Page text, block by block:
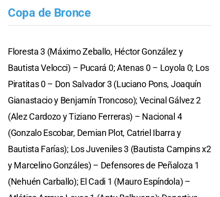
Copa de Bronce
Floresta 3 (Máximo Zeballo, Héctor González y
Bautista Velocci) – Pucará 0; Atenas 0 – Loyola 0; Los
Piratitas 0 – Don Salvador 3 (Luciano Pons, Joaquín
Gianastacio y Benjamín Troncoso); Vecinal Gálvez 2
(Alez Cardozo y Tiziano Ferreras) – Nacional 4
(Gonzalo Escobar, Demian Plot, Catriel Ibarra y
Bautista Farías); Los Juveniles 3 (Bautista Campins x2
y Marcelino Gonzáles) – Defensores de Peñaloza 1
(Nehuén Carballo); El Cadi 1 (Mauro Espíndola) –